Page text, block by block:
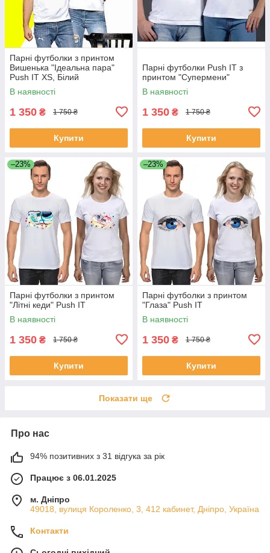
Парні футболки з принтом
Вишенька "Ідеальна пара"
Push IT XS, Білий
В наявності
1 350 ₴ 1 750 ₴
Купити
Парні футболки Push IT з
принтом "Супермени"
В наявності
1 350 ₴ 1 750 ₴
Купити
–23%
Парні футболки з принтом
"Літні кеди" Push IT
В наявності
1 350 ₴ 1 750 ₴
Купити
–23%
Парні футболки з принтом
"Глаза" Push IT
В наявності
1 350 ₴ 1 750 ₴
Купити
Показати ще
Про нас
94% позитивних з 31 відгука за рік
Працює з 06.01.2025
м. Дніпро
49018, вулиця Короленко, 3, 412 кабинет, Дніпро, Україна
Контакти